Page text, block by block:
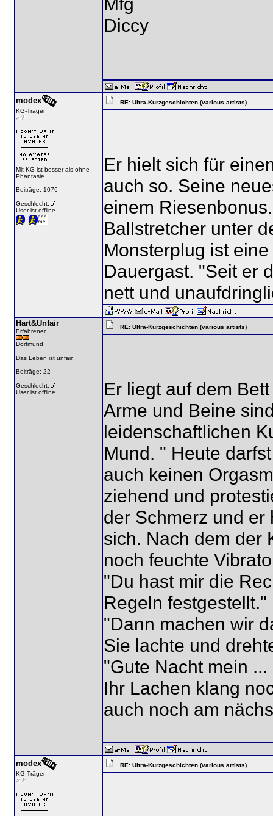
Diccy
modex
KG-Träger
Mit KG ist besser als ohne
Phantasie
Beiträge: 1076
Geschlecht:
User ist offline
RE: Ultra-Kurzgeschichten (various artists)
Er hielt sich für
auch so. Seine
einem
Ballstretcher unter
Monsterplug ist
Dauergast. "Seit er
nett und
Hart&Unfair
Erfahrener
Dortmund
Das Leben ist unfair.
Beiträge: 22
Geschlecht:
User ist offline
RE: Ultra-Kurzgeschichten (various artists)
Er liegt auf dem
Arme und Beine
leidenschaftlichen
Mund. " Heute
auch keinen
ziehend und
der Schmerz und
sich. Nach dem der
noch feuchte
"Du hast mir die
Regeln festgestellt."
"Dann machen wir
Sie lachte und
"Gute Nacht mein
Ihr Lachen klang
auch noch am
modex
KG-Träger
RE: Ultra-Kurzgeschichten (various artists)